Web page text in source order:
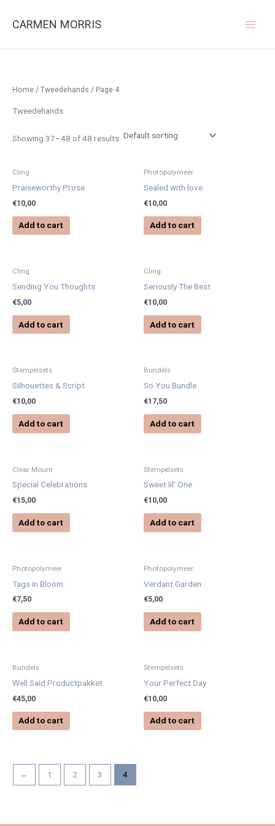
naar
inhoud
CARMEN MORRIS
Home / Tweedehands / Page 4
Tweedehands
Showing 37–48 of 48 results
Cling
Praiseworthy Prose
€10,00
Add to cart
Photopolymeer
Sealed with love
€10,00
Add to cart
Cling
Sending You Thoughts
€5,00
Add to cart
Cling
Seriously The Best
€10,00
Add to cart
Stempelsets
Silhouettes & Script
€10,00
Add to cart
Bundels
So You Bundle
€17,50
Add to cart
Clear Mount
Special Celebrations
€15,00
Add to cart
Stempelsets
Sweet lil’ One
€10,00
Add to cart
Photopolymeer
Tags in Bloom
€7,50
Add to cart
Photopolymeer
Verdant Garden
€5,00
Add to cart
Bundels
Well Said Productpakket
€45,00
Add to cart
Stempelsets
Your Perfect Day
€10,00
Add to cart
← 1 2 3 4